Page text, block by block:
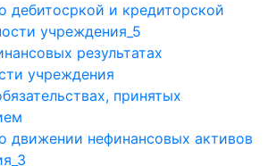
дебитосркой и кредиторской
учреждения_5
результатах
учреждения
принятых
движении нефинансовых активов